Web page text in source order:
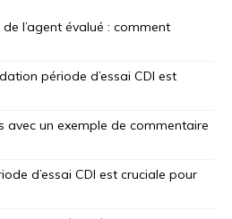
l’agent évalué : comment
période d’essai CDI est
avec un exemple de commentaire
d’essai CDI est cruciale pour